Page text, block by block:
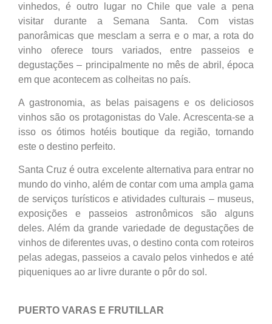
vinhedos, é outro lugar no Chile que vale a pena
visitar durante a Semana Santa. Com vistas
panorâmicas que mesclam a serra e o mar, a rota do
vinho oferece tours variados, entre passeios e
degustações – principalmente no mês de abril, época
em que acontecem as colheitas no país.
A gastronomia, as belas paisagens e os deliciosos
vinhos são os protagonistas do Vale. Acrescenta-se a
isso os ótimos hotéis boutique da região, tornando
este o destino perfeito.
Santa Cruz é outra excelente alternativa para entrar no
mundo do vinho, além de contar com uma ampla gama
de serviços turísticos e atividades culturais – museus,
exposições e passeios astronômicos são alguns
deles. Além da grande variedade de degustações de
vinhos de diferentes uvas, o destino conta com roteiros
pelas adegas, passeios a cavalo pelos vinhedos e até
piqueniques ao ar livre durante o pôr do sol.
PUERTO VARAS E FRUTILLAR